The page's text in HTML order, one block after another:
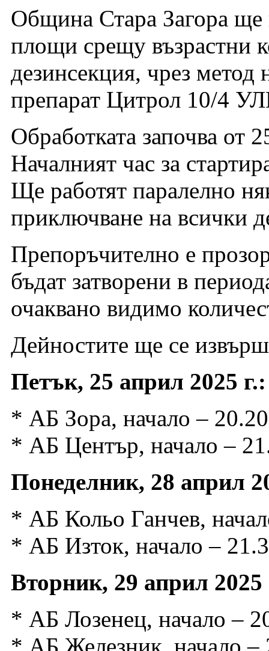
Община Стара Загора ще
площи срещу възрастни
дезинсекция, чрез
препарат Цитрол 10/4
Обработката започва от
Началният час за
Ще работят паралелно
приключване на всички
Препоръчително е
бъдат затворени в
очаквано видимо
Дейностите ще се
Петък, 25 април 2025 г.:
* АБ Зора, начало –
* АБ Център, начало –
Понеделник, 28 април
* АБ Кольо Ганчев,
* АБ Изток, начало –
Вторник, 29 април 2025
* АБ Лозенец, начало –
* АБ Железник, начало –